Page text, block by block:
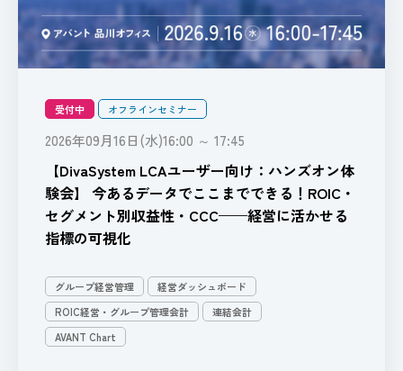
受付中 オフラインセミナー
2026年09月16日(水)16:00 ～ 17:45
【DivaSystem LCAユーザー向け：ハンズオン体
験会】 今あるデータでここまでできる！ROIC・
セグメント別収益性・CCC——経営に活かせる
指標の可視化
グループ経営管理
経営ダッシュボード
ROIC経営・グループ管理会計
連結会計
AVANT Chart